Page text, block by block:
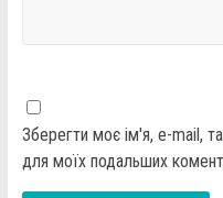
Зберегти моє ім'я, e-mail,
для моїх подальших